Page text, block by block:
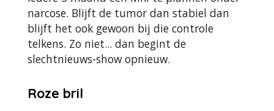
narcose. Blijft de tumor dan stabiel dan
blijft het ook gewoon bij die controle
telkens. Zo niet... dan begint de
slechtnieuws-show opnieuw.
Roze bril